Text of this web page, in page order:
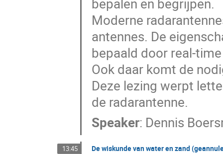
bepalen en begrijpen.
Moderne
antennes. De
bepaald door real-
Ook daar komt de
Deze lezing werpt
de radarantenne.
Speaker: Dennis
13:45 De wiskunde van water en zand